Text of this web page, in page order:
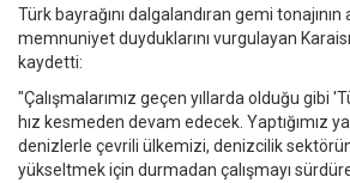
Türk bayrağını dalgalandıran gemi
memnuniyet duyduklarını vurgulayan
kaydetti:
"Çalışmalarımız geçen yıllarda olduğu gibi
hız kesmeden devam edecek. Yaptığımız
denizlerle çevrili ülkemizi, denizcilik
yükseltmek için durmadan çalışmayı